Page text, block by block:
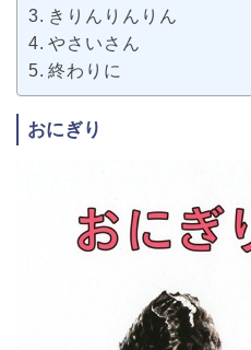
きりんりんりん
やさいさん
終わりに
おにぎり